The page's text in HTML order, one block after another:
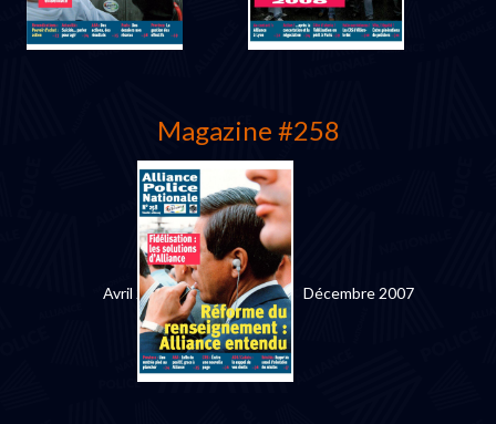
Avril 2008 Décembre 2007
Magazine #258